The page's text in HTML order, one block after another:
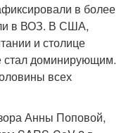
в более
в ВОЗ. В США,
и столице
стал доминирующим.
всех
Анны Поповой,